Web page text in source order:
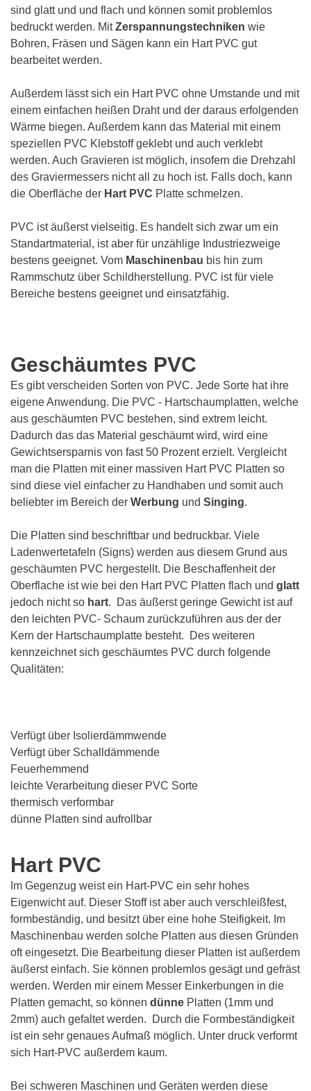
sind glatt und und flach und können somit problemlos
bedruckt werden. MitZerspannungstechniken wie
Bohren, Fräsen und Sägen kann ein Hart PVC gut
bearbeitet werden.
Außerdem lässt sich ein Hart PVC ohne Umstande und mit
einem einfachen heißen Draht und der daraus erfolgenden
Wärme biegen. Außerdem kann das Material mit einem
speziellen PVC Klebstoff geklebt und auch verklebt
werden. Auch Gravieren ist möglich, insofern die Drehzahl
des Graviermessers nicht all zu hoch ist. Falls doch, kann
die Oberfläche der Hart PVC Platte schmelzen.
PVC ist äußerst vielseitig. Es handelt sich zwar um ein
Standartmaterial, ist aber für unzählige Industriezweige
bestens geeignet. Vom Maschinenbau bis hin zum
Rammschutz über Schildherstellung. PVC ist für viele
Bereiche bestens geeignet und einsatzfähig.
Geschäumtes PVC
Es gibt verscheiden Sorten von PVC. Jede Sorte hat ihre
eigene Anwendung. Die PVC - Hartschaumplatten, welche
aus geschäumten PVC bestehen, sind extrem leicht.
Dadurch das das Material geschäumt wird, wird eine
Gewichtsersparnis von fast 50 Prozent erzielt. Vergleicht
man die Platten mit einer massiven Hart PVC Platten so
sind diese viel einfacher zu Handhaben und somit auch
beliebter im Bereich der Werbung und Singing.
Die Platten sind beschriftbar und bedruckbar. Viele
Ladenwertetafeln (Signs) werden aus diesem Grund aus
geschäumten PVC hergestellt. Die Beschaffenheit der
Oberflache ist wie bei den Hart PVC Platten flach und glatt
jedoch nicht so hart. Das äußerst geringe Gewicht ist auf
den leichten PVC- Schaum zurückzuführen aus der der
Kern der Hartschaumplatte besteht. Des weiteren
kennzeichnet sich geschäumtes PVC durch folgende
Qualitäten:
Verfügt über Isolierdämmwende
Verfügt über Schalldämmende
Feuerhemmend
leichte Verarbeitung dieser PVC Sorte
thermisch verformbar
dünne Platten sind aufrollbar
Hart PVC
Im Gegenzug weist ein Hart-PVC ein sehr hohes
Eigenwicht auf. Dieser Stoff ist aber auch verschleißfest,
formbeständig, und besitzt über eine hohe Steifigkeit. Im
Maschinenbau werden solche Platten aus diesen Gründen
oft eingesetzt. Die Bearbeitung dieser Platten ist außerdem
äußerst einfach. Sie können problemlos gesägt und gefräst
werden. Werden mir einem Messer Einkerbungen in die
Platten gemacht, so können dünne Platten (1mm und
2mm) auch gefaltet werden. Durch die Formbeständigkeit
ist ein sehr genaues Aufmaß möglich. Unter druck verformt
sich Hart-PVC außerdem kaum.
Bei schweren Maschinen und Geräten werden diese